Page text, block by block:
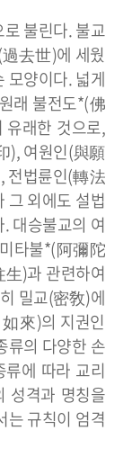
로 불린다. 불교
去世)에 세웠
모양이다. 넓게
래 불전도*(佛
래한 것으로,
), 여원인(與願
전법륜인(轉法
그 외에도 설법
.대승불교의 여
타불*(阿彌陀
)과 관련하여
밀교(密敎)에
來)의 지권인
류의 다양한 손
에 따라 교리
성격과 명칭을
는 규칙이 엄격